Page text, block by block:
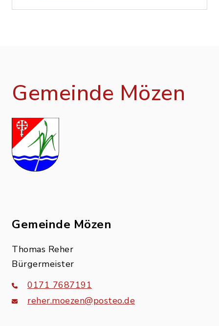
Gemeinde Mözen
Gemeinde Mözen
Thomas Reher
Bürgermeister
0171 7687191
reher.moezen@posteo.de